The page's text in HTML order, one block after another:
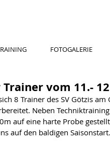
FOTOGALERIE
vom 11.-
8 Trainer des SV Götzis
Neben
auf eine harte Probe
auf den baldigen Saisonstart.